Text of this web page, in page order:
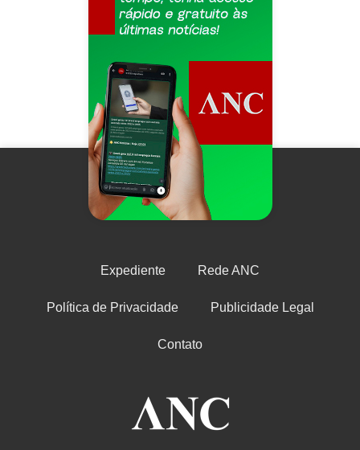
Expediente Rede ANC
Política de Privacidade Publicidade Legal
Contato